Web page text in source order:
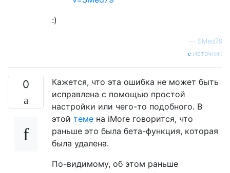
:)
— SMed79
источник
0
Кажется, что эта ошибка не может быть
исправлена ​​с помощью простой
настройки или чего-то подобного. В
этой теме на iMore говорится, что
раньше это была бета-функция, которая
была удалена.
По-видимому, об этом раньше